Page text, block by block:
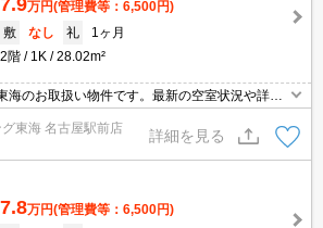
7.9万円(管理費等：6,500円)
敷
なし 礼
1ヶ月
2階
1K 28.02m²
海のお取扱い物件です。最新の空室状況や詳細
合わせください。
東海 名古屋駅前店
詳細を見る
7.8万円(管理費等：6,500円)